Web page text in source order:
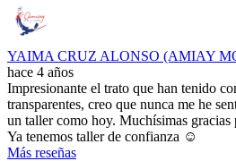
YAIMA CRUZ ALONSO (AMIAY
hace 4 años
Impresionante el trato que han tenido
transparentes, creo que nunca me he
un taller como hoy. Muchísimas
Ya tenemos taller de confianza ☺️
Más reseñas